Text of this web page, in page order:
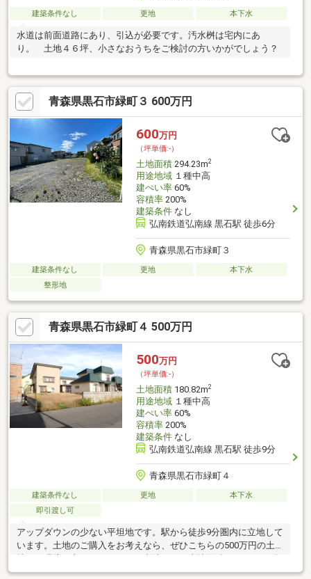
建築条件なし 更地 本下水
水道は前面道路にあり、引込が必要です。汚水桝は宅内にあ
り。 土地４６坪、小さなおうちをご検討の方いかがでしょう？
青森県黒石市緑町３ 600万円
600万円
（坪単価:-）
土地面積294.23m2
用途地域１種中高
建ぺい率60%
容積率200%
建築条件なし
弘南鉄道弘南線 黒石駅 徒歩6分
青森県黒石市緑町３
建築条件なし 更地
本下水
整形地
青森県黒石市緑町４ 500万円
500万円
（坪単価:-）
土地面積180.82m2
用途地域１種中高
建ぺい率60%
容積率200%
建築条件なし
弘南鉄道弘南線 黒石駅 徒歩9分
青森県黒石市緑町４
建築条件なし 更地
本下水
即引渡し可
アップダウンの少ない平坦地です。駅から徒歩9分圏内に立地して
います。土地のご購入をお考えなら、ぜひこちらの500万円の土
簿)です。周辺環境が好条件でニーズの高い住宅用地です。価格は